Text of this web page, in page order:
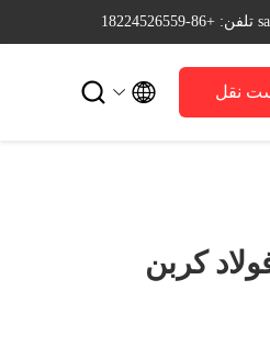
تلفن: +86-18224526559
نقل 

کربن